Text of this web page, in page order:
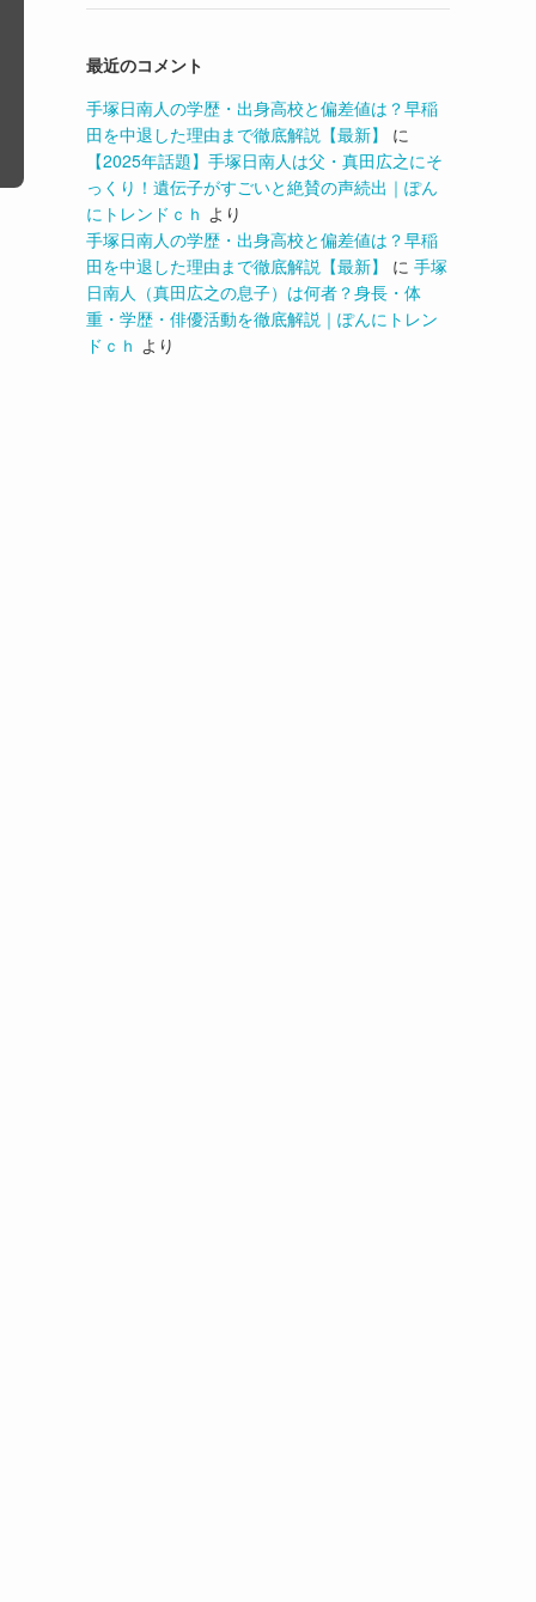
最近のコメント
手塚日南人の学歴・出身高校と偏差値は？早稲
田を中退した理由まで徹底解説【最新】
に
【2025年話題】手塚日南人は父・真田広之にそ
っくり！遺伝子がすごいと絶賛の声続出｜ぽん
にトレンドｃｈ より
手塚日南人の学歴・出身高校と偏差値は？早稲
田を中退した理由まで徹底解説【最新】
に 手塚
日南人（真田広之の息子）は何者？身長・体
重・学歴・俳優活動を徹底解説｜ぽんにトレン
ドｃｈ より